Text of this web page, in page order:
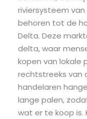
riviersysteem
behoren tot de
Delta. Deze
delta, waar
kopen van lokale
rechtstreeks van
handelaren
lange palen,
wat er te koop is.